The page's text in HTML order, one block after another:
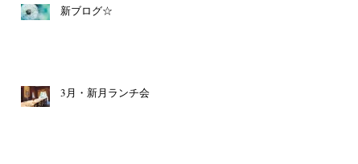
新ブログ☆
3月・新月ランチ会